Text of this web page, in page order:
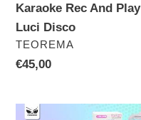
Karaoke Rec And Play
Luci Disco
VENDITORE
TEOREMA
Prezzo
€45,00
Hi-